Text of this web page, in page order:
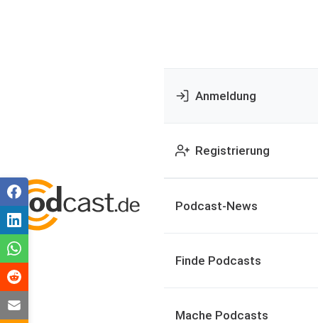
Anmeldung
Registrierung
Podcast-News
Finde Podcasts
Mache Podcasts